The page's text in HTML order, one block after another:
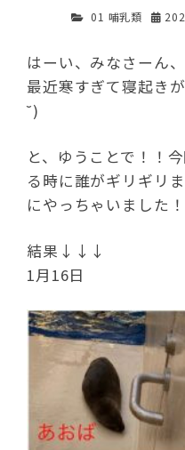
01 哺乳類
はーい、みなさーん
最近寒すぎて寝起き
˘)
と、ゆうことで！！
る時に誰がギリギリ
にやっちゃいました！
結果↓↓↓
1月16日